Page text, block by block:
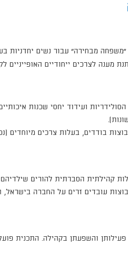
מבחירה" עבור נשים יחדניות
מענה לצרכים ייחודיים האופייניים
ועידוד יחסי שכנות איכותיים
בודדים, בעלות צרכים מיוחדים
קהילתית הסברתית להורים
עובדים זרים על החברה
בקהילה. התכנית פועלת ב-4